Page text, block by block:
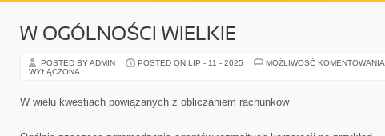
W OGÓLNOŚCI WIELKIE
POSTED BY ADMIN POSTED ON LIP - 11 - 2025 MOŻLIWOŚĆ KOMENTOWANIA
WYŁĄCZONA
W wielu kwestiach powiązanych z obliczaniem rachunków